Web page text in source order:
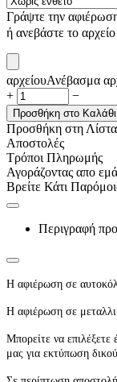
Γράψτε την
ή ανεβάστε το
αρχείουΑνέβασμα
+
−
Προσθήκη στο Καλάθι
Προσθήκη στη
Αποστολές
Τρόποι Πληρωμής
Αγοράζοντας απο
Βρείτε Κάτι
Περιγραφή
Η αφιέρωση σε
Η αφιέρωση σε
Μπορείτε να επιλέξετε
μας για εκτύπωση